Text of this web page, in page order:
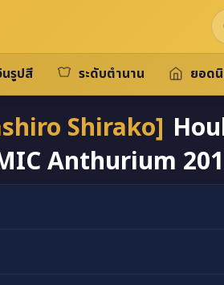
รูปสี ระดับตำนาน ยอด
Shirako]
Anthurium